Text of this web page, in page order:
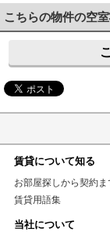
こちらの物件の空
賃貸について知る
お部屋探しから契約
賃貸用語集
当社について